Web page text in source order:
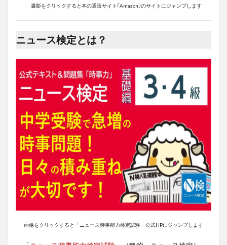
書影をクリックすると本の通販サイト｢Amazon｣のサイトにジャンプします
ニュース検定とは？
画像をクリックすると「ニュース時事能力検定試験」公式HPにジャンプします